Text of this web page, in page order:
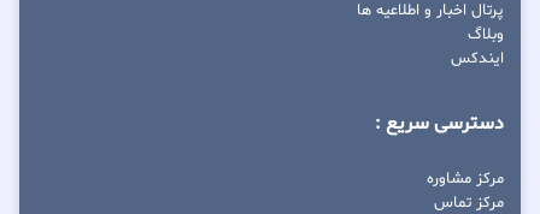
پرتال اخبار و اطلاعیه ها
وبلاگ
ایندکس
دسترسی سریع :
مرکز مشاوره
مرکز تماس